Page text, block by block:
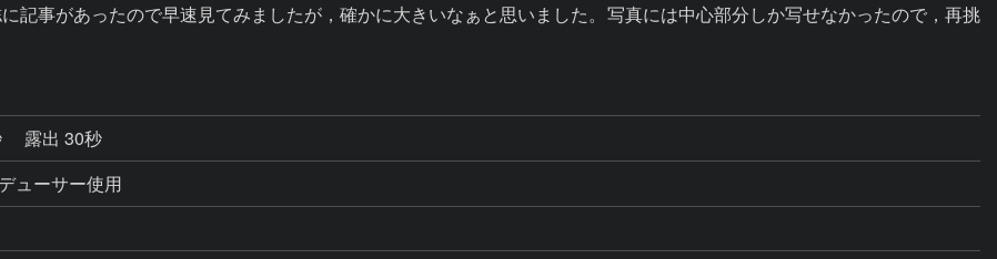
記事があったので早速見てみましたが，確かに大きいなぁと思いました。写真には中心部分しか写せなかったので，再挑
露出 30秒
ューサー使用